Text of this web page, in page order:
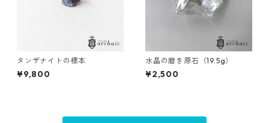
タンザナイトの標本
¥9,800
水晶の磨き原石（19.5g）
¥2,500